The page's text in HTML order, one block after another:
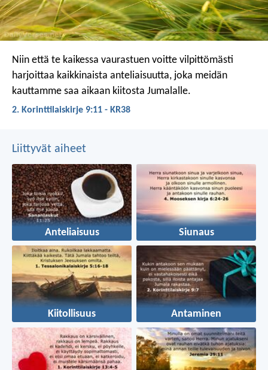
Niin että te kaikessa vaurastuen voitte vilpittömästi
harjoittaa kaikkinaista anteliaisuutta, joka meidän
kauttamme saa aikaan kiitosta Jumalalle.
2. Korinttilaiskirje 9:11 - KR38
Liittyvät aiheet
Anteliaisuus Siunaus
Kiitollisuus Antaminen